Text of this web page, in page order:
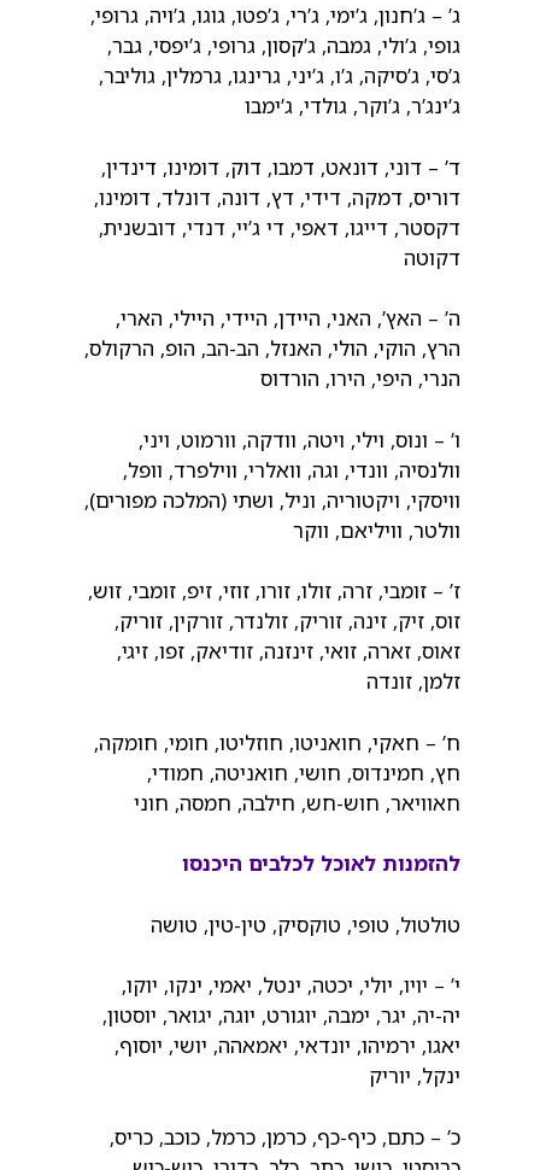
ג’ – ג’חנון, ג’ימי, ג’רי, ג’פטו, גוגו, ג’ויה, גרופי,
גופי, ג’ולי, גמבה, ג’קסון, גרופי, ג’יפסי, גבר,
ג’סי, ג’סיקה, ג’ו, ג’יני, גרינגו, גרמלין, גוליבר,
ג’ינג’ר, ג’וקר, גולדי, ג’ימבו
ד’ – דוני, דונאט, דמבו, דוק, דומינו, דינדין,
דוריס, דמקה, דידי, דץ, דונה, דונלד, דומינו,
דקסטר, דייגו, דאפי, די ג’יי, דנדי, דובשנית,
דקוטה
ה’ – האץ’, האני, היידן, היידי, היילי, הארי,
הרץ, הוקי, הולי, האנזל, הב-הב, הופ, הרקולס,
הנרי, היפי, הירו, הורדוס
ו’ – ונוס, וילי, ויטה, וודקה, וורמוט, ויני,
וולנסיה, וונדי, וגה, וואלרי, ווילפרד, וופל,
וויסקי, ויקטוריה, וניל, ושתי (המלכה מפורים),
וולטר, וויליאם, ווקר
ז’ – זומבי, זרה, זולו, זורו, זוזי, זיפ, זומבי, זוש,
זוס, זיק, זינה, זוריק, זולנדר, זורקין, זוריק,
זאוס, זארה, זואי, זינזנה, זודיאק, זפו, זיגי,
זלמן, זונדה
ח’ – חאקי, חואניטו, חוזליטו, חומי, חומקה,
חץ, חמינדוס, חושי, חואניטה, חמודי,
חאוויאר, חוש-חש, חילבה, חמסה, חוני
להזמנות לאוכל לכלבים היכנסו
טולטול, טופי, טוקסיק, טין-טין, טושה
י’ – יויו, יולי, יכטה, ינטל, יאמי, ינקו, יוקו,
יה-יה, יגר, ימבה, יוגורט, יוגה, יגואר, יוסטון,
יאגו, ירמיהו, יונדאי, יאמאהה, יושי, יוסוף,
ינקל, יוריק
כ’ – כתם, כיף-כף, כרמן, כרמל, כוכב, כריס,